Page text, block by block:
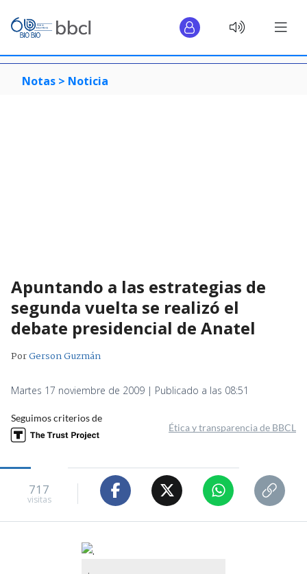
Notas > Noticia
Apuntando a las estrategias de
segunda vuelta se realizó el
debate presidencial de Anatel
PorGerson Guzmán
Martes 17 noviembre de 2009 | Publicado a las 08:51
Seguimos criterios de
Ética y transparencia de BBCL
717
visitas
.